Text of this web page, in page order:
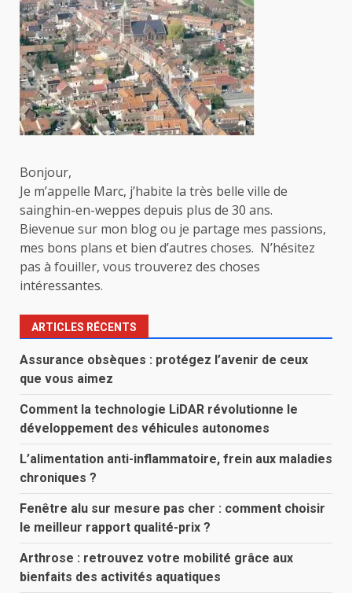
Bonjour,
Je m’appelle Marc, j’habite la très belle ville de
sainghin-en-weppes depuis plus de 30 ans.
Bievenue sur mon blog ou je partage mes passions,
mes bons plans et bien d’autres choses. N’hésitez
pas à fouiller, vous trouverez des choses
intéressantes.
ARTICLES RÉCENTS
Assurance obsèques : protégez l’avenir de ceux
que vous aimez
Comment la technologie LiDAR révolutionne le
développement des véhicules autonomes
L’alimentation anti-inflammatoire, frein aux maladies
chroniques ?
Fenêtre alu sur mesure pas cher : comment choisir
le meilleur rapport qualité-prix ?
Arthrose : retrouvez votre mobilité grâce aux
bienfaits des activités aquatiques